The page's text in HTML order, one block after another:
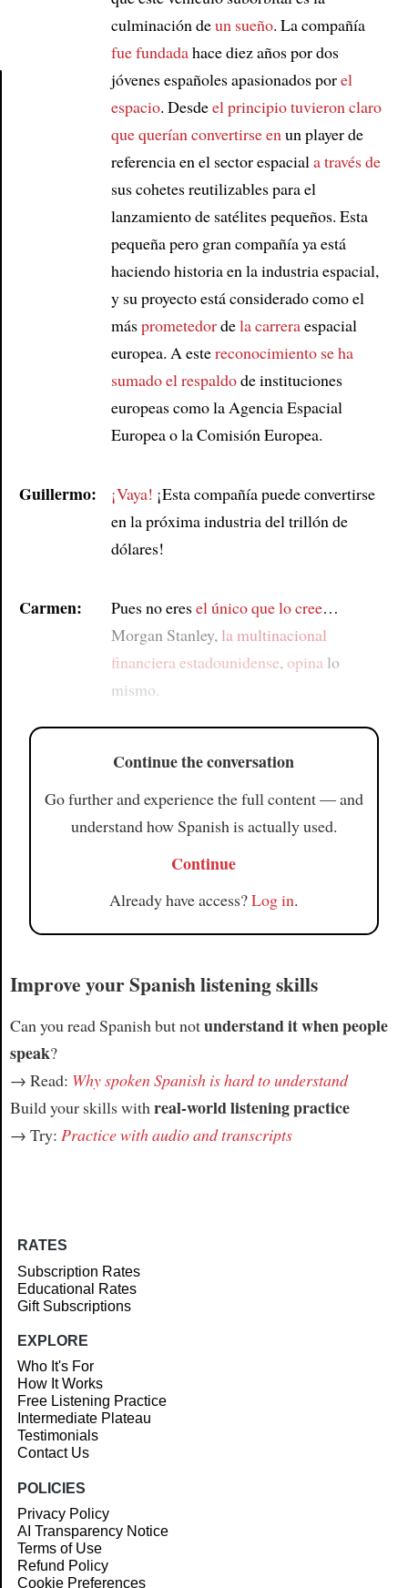
culminación deun sueño. La compañía
fue fundadahace diez años por dos
jóvenes españoles apasionados porel
espacio. Desdeel principiotuvieron claro
que querían convertirse en un player de
referencia en el sector espacial a través de
sus cohetes reutilizables para el
lanzamiento de satélites pequeños. Esta
pequeña pero gran compañía ya está
haciendo historia en la industria espacial,
y su proyecto está considerado como el
másprometedordela carreraespacial
europea. A estereconocimiento se ha
sumadoel respaldode instituciones
europeas como la Agencia Espacial
Europea o la Comisión Europea.
Guillermo: ¡Vaya! ¡Esta compañía puede convertirse
en la próxima industria del trillón de
dólares!
Carmen: Pues no eresel único que lo cree…
Morgan Stanley, la multinacional
financiera estadounidense, opina lo
mismo.
Continue the conversation
Go further and experience the full content — and
understand how Spanish is actually used.
Continue
Already have access?Log in.
Improve your Spanish listening skills
Can you read Spanish but notunderstand it when people
speak?
→ Read: Why spoken Spanish is hard to understand
Build your skills withreal-world listening practice
→ Try: Practice with audio and transcripts
RATES
Subscription Rates
Educational Rates
Gift Subscriptions
EXPLORE
Who It's For
How It Works
Free Listening Practice
Intermediate Plateau
Testimonials
Contact Us
POLICIES
Privacy Policy
AI Transparency Notice
Terms of Use
Refund Policy
Cookie Preferences